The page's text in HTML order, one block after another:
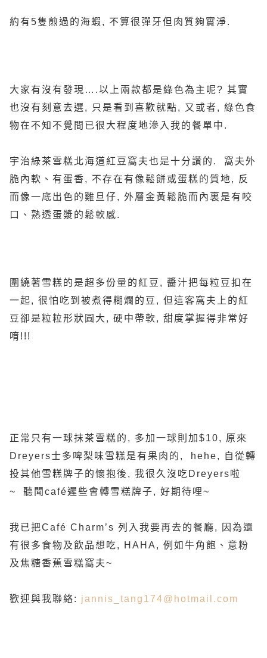
約有5隻煎過的海蝦, 不算很彈牙但肉質夠實淨.
大家有沒有發現….以上兩款都是綠色為主呢? 其實
也沒有刻意去選, 只是看到喜歡就點, 又或者, 綠色食
物在不知不覺間已很大程度地滲入我的餐單中.
宇治綠茶雪糕北海道紅豆窩夫也是十分讚的. 窩夫外
脆內軟、有蛋香, 不存在有像鬆餅或蛋糕的質地, 反
而像一底出色的雞旦仔, 外層金黃鬆脆而內裏是有咬
口、熟透蛋漿的鬆軟感.
圍繞著雪糕的是超多份量的紅豆, 醬汁把每粒豆扣在
一起, 很怕吃到被煮得糊爛的豆, 但這客窩夫上的紅
豆卻是粒粒形狀圓大, 硬中帶軟, 甜度掌握得非常好
唷!!!
正常只有一球抹茶雪糕的, 多加一球則加$10, 原來
Dreyers士多啤梨味雪糕是有果肉的, hehe, 自從轉
投其他雪糕牌子的懷抱後, 我很久沒吃Dreyers啦
~ 聽聞café遲些會轉雪糕牌子, 好期待哩~
我已把Café Charm’s 列入我要再去的餐廳, 因為還
有很多食物及飲品想吃, HAHA, 例如牛角飽、意粉
及焦糖香蕉雪糕窩夫~
歡迎與我聯絡: jannis_tang174@hotmail.com